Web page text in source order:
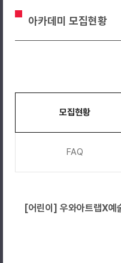
아카데미 모집현황
모집현황
FAQ
[어린이] 우와아트랩X예